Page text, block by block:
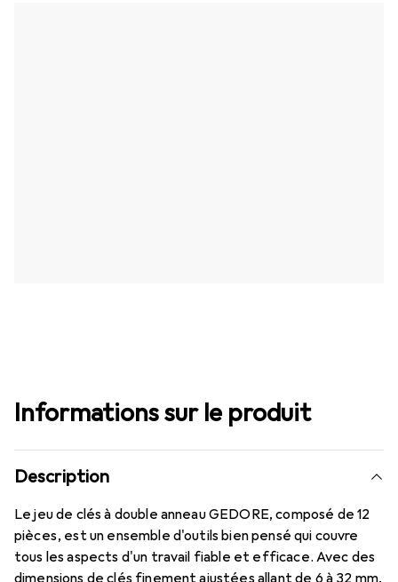
Informations sur le produit
Description
Le jeu de clés à double anneau GEDORE, composé de 12
pièces, est un ensemble d'outils bien pensé qui couvre
tous les aspects d'un travail fiable et efficace. Avec des